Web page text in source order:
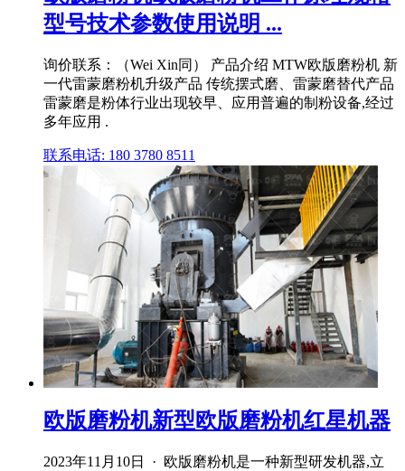
型号技术参数使用说明 ...
询价联系：（Wei Xin同） 产品介绍 MTW欧版磨粉机 新
一代雷蒙磨粉机升级产品 传统摆式磨、雷蒙磨替代产品
雷蒙磨是粉体行业出现较早、应用普遍的制粉设备,经过
多年应用 .
联系电话: 180 3780 8511
欧版磨粉机新型欧版磨粉机红星机器
2023年11月10日 · 欧版磨粉机是一种新型研发机器,立